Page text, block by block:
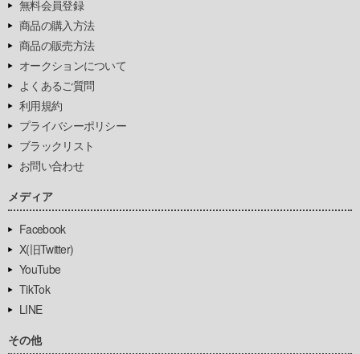
無料会員登録
商品の購入方法
商品の販売方法
オークションについて
よくあるご質問
利用規約
プライバシーポリシー
ブラックリスト
お問い合わせ
メディア
Facebook
X(旧Twitter)
YouTube
TikTok
LINE
その他